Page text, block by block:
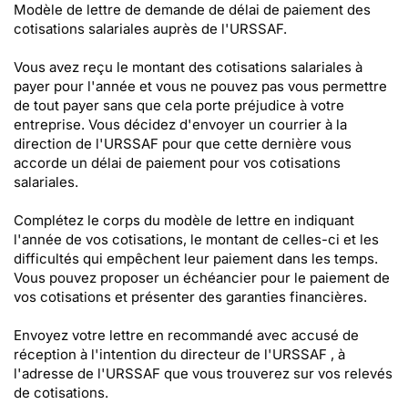
Modèle de lettre de demande de délai de paiement des
cotisations salariales auprès de l'URSSAF.
Vous avez reçu le montant des cotisations salariales à
payer pour l'année et vous ne pouvez pas vous permettre
de tout payer sans que cela porte préjudice à votre
entreprise. Vous décidez d'envoyer un courrier à la
direction de l'URSSAF pour que cette dernière vous
accorde un délai de paiement pour vos cotisations
salariales.
Complétez le corps du modèle de lettre en indiquant
l'année de vos cotisations, le montant de celles-ci et les
difficultés qui empêchent leur paiement dans les temps.
Vous pouvez proposer un échéancier pour le paiement de
vos cotisations et présenter des garanties financières.
Envoyez votre lettre en recommandé avec accusé de
réception à l'intention du directeur de l'URSSAF , à
l'adresse de l'URSSAF que vous trouverez sur vos relevés
de cotisations.